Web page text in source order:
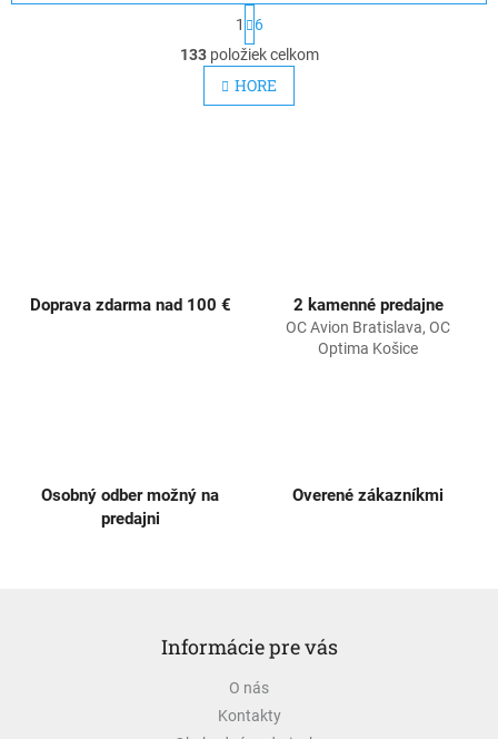
O
v
l
á
S
t
r
á
n
k
1
6
133položiek celkom
HORE
Doprava zdarma nad 100 € 2 kamenné predajne
OC Avion Bratislava, OC
Optima Košice
Osobný odber možný na
predajni
Overené zákazníkmi
Informácie pre vás
O nás
Kontakty